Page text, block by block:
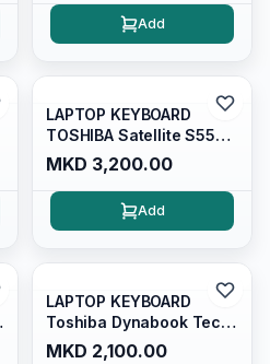
Add
LAPTOP KEYBOARD
TOSHIBA Satellite S55
S55D S55t S55-A S55t-a
S55D-A
MKD 3,200.00
Add
LAPTOP KEYBOARD
Toshiba Dynabook Tecra
A30
MKD 2,100.00